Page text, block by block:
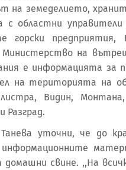
на земеделието,
с областни
горски предприятия,
на
е информацията за
на територията на
Видин,
Разград.
уточни, че до
информационните
домашни свине. ,,На